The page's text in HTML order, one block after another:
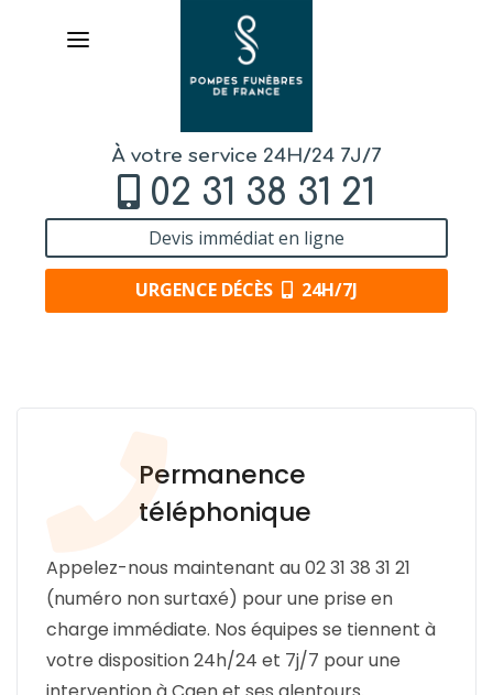
À votre service 24H/24 7J/7
02 31 38 31 21
Devis immédiat en ligne
URGENCE DÉCÈS 24H/7J
PRÉVOIR SES OBSÈQUES
Entretien de sépulture
Livraison de Fleurs Naturelles
Livraison de plaques
NOTRE AGENCE
ESPACE FAMILLE
Permanence
téléphonique
Appelez-nous maintenant au 02 31 38 31 21
(numéro non surtaxé) pour une prise en
charge immédiate. Nos équipes se tiennent à
votre disposition 24h/24 et 7j/7 pour une